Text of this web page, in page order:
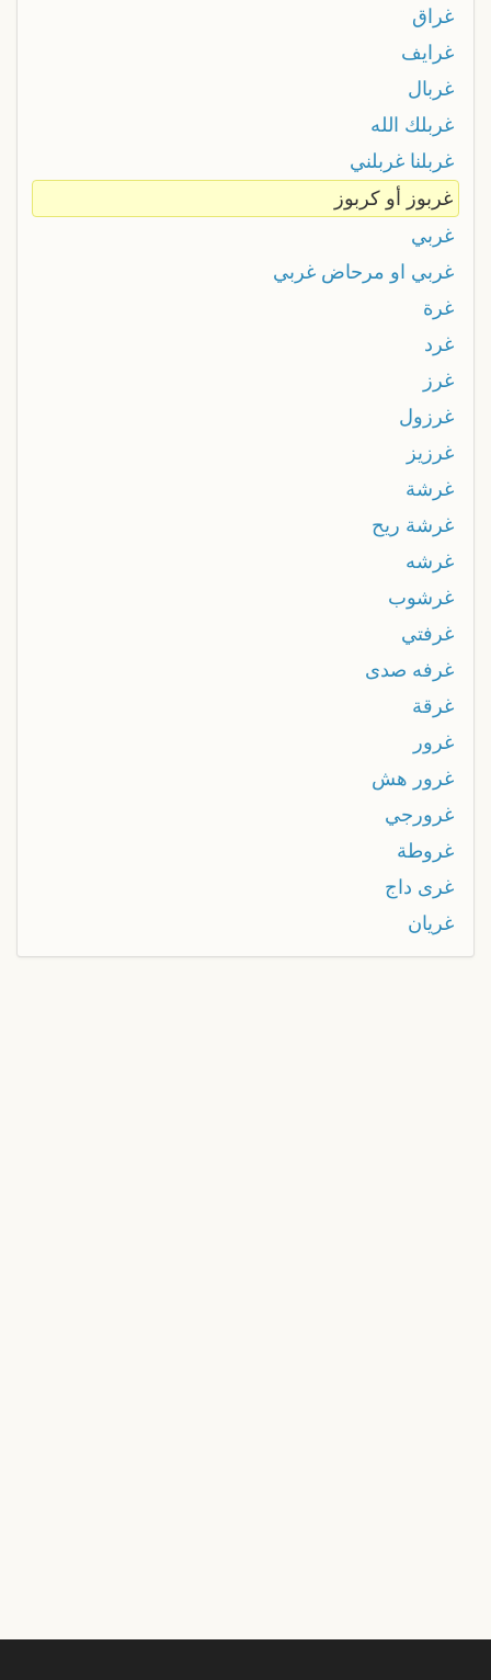
غراق
غرايف
غربال
غربلك الله
غربلنا غربلني
غربوز أو كربوز
غربي
غربي او مرحاض غربي
غرة
غرد
غرز
غرزول
غرزيز
غرشة
غرشة ريح
غرشه
غرشوب
غرفتي
غرفه صدى
غرقة
غرور
غرور هش
غرورجي
غروطة
غرى داج
غريان